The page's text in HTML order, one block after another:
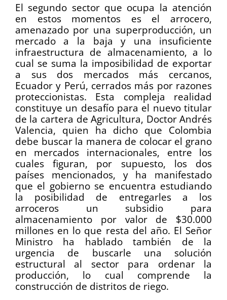
El segundo sector que ocupa la atención
en estos momentos es el arrocero,
amenazado por una superproducción, un
mercado a la baja y una insuficiente
infraestructura de almacenamiento, a lo
cual se suma la imposibilidad de exportar
a sus dos mercados más cercanos,
Ecuador y Perú, cerrados más por razones
proteccionistas. Esta compleja realidad
constituye un desafío para el nuevo titular
de la cartera de Agricultura, Doctor Andrés
Valencia, quien ha dicho que Colombia
debe buscar la manera de colocar el grano
en mercados internacionales, entre los
cuales figuran, por supuesto, los dos
países mencionados, y ha manifestado
que el gobierno se encuentra estudiando
la posibilidad de entregarles a los
arroceros un subsidio para
almacenamiento por valor de $30.000
millones en lo que resta del año. El Señor
Ministro ha hablado también de la
urgencia de buscarle una solución
estructural al sector para ordenar la
producción, lo cual comprende la
construcción de distritos de riego.